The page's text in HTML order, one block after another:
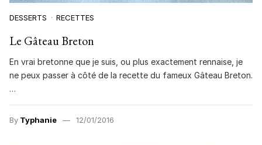
DESSERTS RECETTES
Le Gâteau Breton
En vrai bretonne que je suis, ou plus exactement rennaise, je
ne peux passer à côté de la recette du fameux Gâteau Breton.
…
By Typhanie 12/01/2016